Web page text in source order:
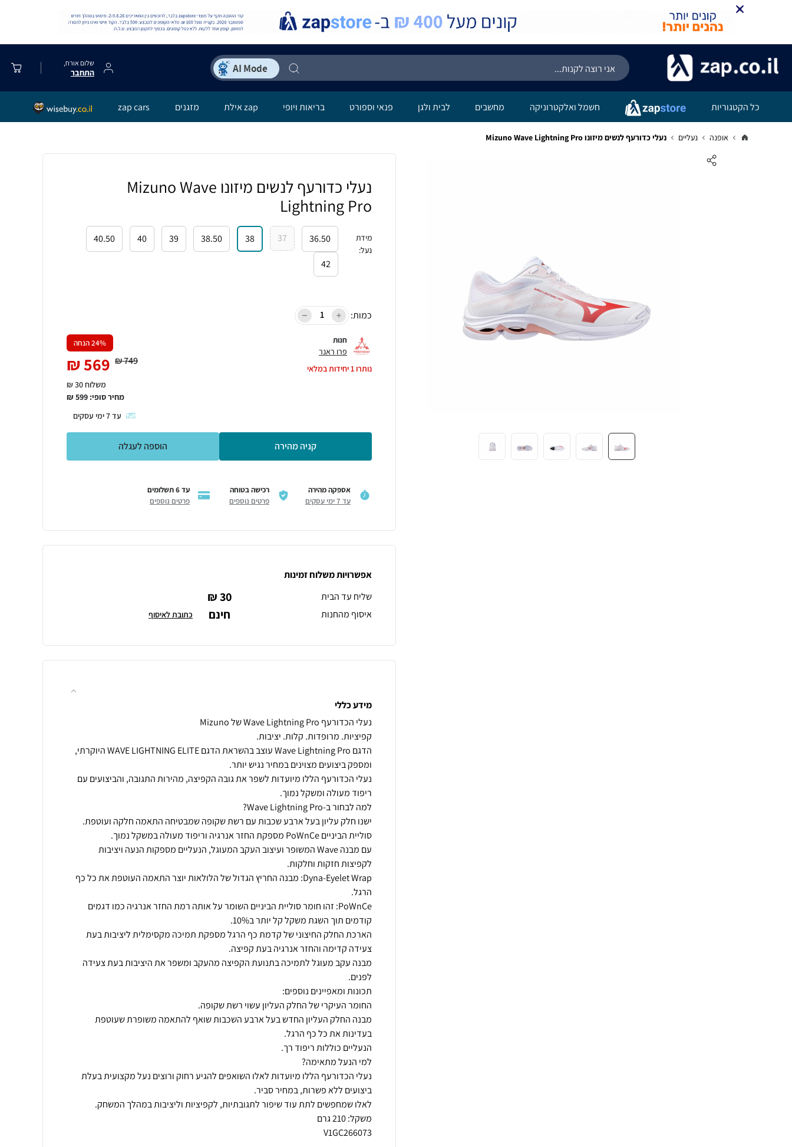
שלום אורח,
התחבר
כל הקטגוריות חשמל ואלקטרוניקה מחשבים לבית ולגן פנאי וספורט בריאות ויופי zap אילת מזגנים zap cars
אופנה נעליים נעלי כדורעף לנשים מיזונו Mizuno Wave Lightning Pro
נעלי כדורעף לנשים מיזונו Mizuno Wave
Lightning Pro
מידת
נעל:
36.50
37
38
38.50
39
40
40.50
42
כמות:
חנות
פרו ראנר
נותרו1יחידות במלאי
24% הנחה
749
₪
569
₪
משלוח 30 ₪
מחיר סופי: 599
₪
עד7ימי עסקים
קניה מהירה הוספה לעגלה
אספקה מהירה
עד 7 ימי עסקים
רכישה בטוחה
פרטים נוספים
עד 6 תשלומים
פרטים נוספים
אפשרויות משלוח זמינות
שליח עד הבית
30 ₪
איסוף מהחנות חינם כתובת לאיסוף
מידע כללי
הדגם Wave Lightning Pro עוצב בהשראת הדגם WAVE LIGHTNING ELITE היוקרתי,
נעלי הכדורעף הללו מיועדות לשפר את גובה הקפיצה, מהירות התגובה, והביצועים עם
עם מבנה Wave המשופר ועיצוב העקב המעוגל, הנעליים מספקות הנעה ויציבות
Dyna-Eyelet Wrap: מבנה החריץ הגדול של הלולאות יוצר התאמה העוטפת את כל כף
PoWnCe: זהו חומר סוליית הביניים השומר על אותה רמת החזר אנרגיה כמו דגמים
הארכת החלק החיצוני של קדמת כף הרגל מספקת תמיכה מקסימלית ליציבות בעת
מבנה עקב מעוגל לתמיכה בתנועת הקפיצה מהעקב ומשפר את היציבות בעת צעידה
מבנה החלק העליון החדש בעל ארבע השכבות שואף להתאמה משופרת שעוטפת
נעלי הכדורעף הללו מיועדות לאלו השואפים להגיע רחוק ורוצים נעל מקצועית בעלת
V1GC266073